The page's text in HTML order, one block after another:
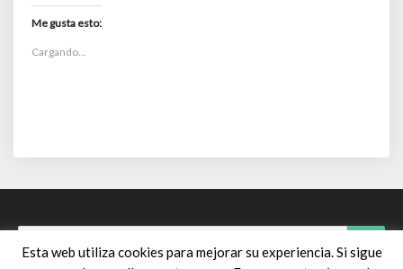
Me gusta esto:
Cargando...
Search
for:
Esta web utiliza cookies para mejorar su experiencia. Si sigue